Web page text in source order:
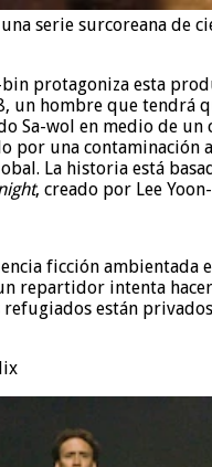
serie surcoreana de
protagoniza esta
un hombre que tendrá
Sa-wol en medio de un
por una contaminación
La historia está
, creado por Lee
ficción ambientada
repartidor intenta
están